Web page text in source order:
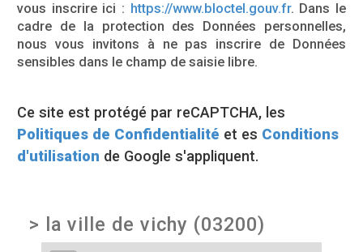
vous inscrire ici : https://www.bloctel.gouv.fr. Dans le
cadre de la protection des Données personnelles,
nous vous invitons à ne pas inscrire de Données
sensibles dans le champ de saisie libre.
Ce site est protégé par reCAPTCHA, les
Politiques de Confidentialité et es Conditions
d'utilisation de Google s'appliquent.
> la ville de vichy (03200)